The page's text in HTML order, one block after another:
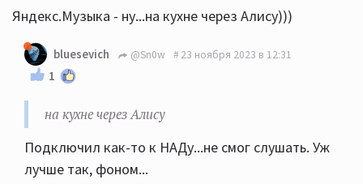
Яндекс.Музыка - ну...на кухне через Алису)))
bluesevich @Sn0w 23 ноября 2023 в 12:31
1
на кухне через Алису
Подключил как-то к НАДу...не смог слушать. Уж
лучше так, фоном...